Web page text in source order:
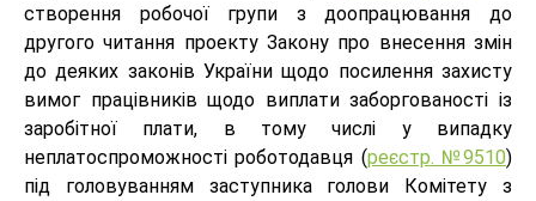
створення робочої групи з доопрацювання до
другого читання проекту Закону про внесення змін
до деяких законів України щодо посилення захисту
вимог працівників щодо виплати заборгованості із
заробітної плати, в тому числі у випадку
неплатоспроможності роботодавця (реєстр. №9510)
під головуванням заступника голови Комітету з